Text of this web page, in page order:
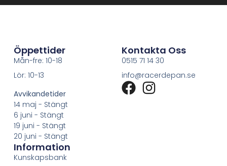
Öppettider
Mån-fre: 10-18
Lör: 10-13
Avvikandetider
14 maj - Stängt
6 juni - Stängt
19 juni - Stängt
20 juni - Stängt
Kontakta Oss
0515 71 14 30
info@racerdepan.se
Information
Kunskapsbank